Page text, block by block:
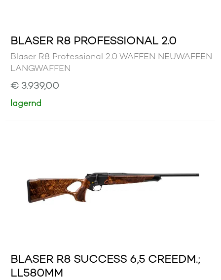
BLASER R8 PROFESSIONAL 2.0
Blaser R8 Professional 2.0 WAFFEN NEUWAFFEN
LANGWAFFEN
€ 3.939,00
lagernd
BLASER R8 SUCCESS 6,5 CREEDM.;
LL580MM